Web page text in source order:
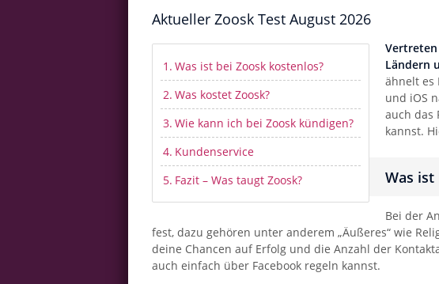
Aktueller Zoosk Test August 2026
Was ist bei Zoosk kostenlos?
Was kostet Zoosk?
Wie kann ich bei Zoosk kündigen?
Kundenservice
Fazit – Was taugt Zoosk?
Vertreten
Ländern
ähnelt es
und iOS
auch das
kannst.
Was ist
Bei der
fest, dazu gehören unter anderem „Äußeres“ wie
deine Chancen auf Erfolg und die Anzahl der
auch einfach über Facebook regeln kannst.